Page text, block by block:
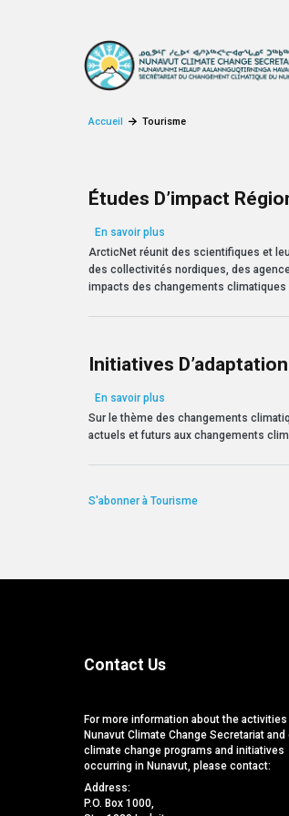
Accueil Tourisme
Études D’impact
En savoir plus
ArcticNet réunit des scientifiques et
des collectivités nordiques, des
impacts des changements climatiques
Initiatives
En savoir plus
Sur le thème des changements
actuels et futurs aux changements
S'abonner à Tourisme
Contact Us
For more information about the
Nunavut Climate Change Secretariat and
climate change programs and initiatives
occurring in Nunavut, please contact:
Address:
P.O. Box 1000,